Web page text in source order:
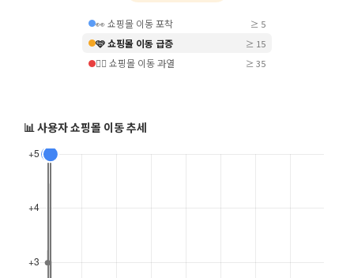
👀 쇼핑몰 이동 포착 ≥ 5
🩷 쇼핑몰 이동 급증 ≥ 15
❤️‍🔥 쇼핑몰 이동 과열 ≥ 35
📊 사용자 쇼핑몰 이동 추세